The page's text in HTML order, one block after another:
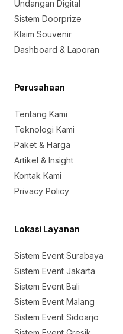
Undangan Digital
Sistem Doorprize
Klaim Souvenir
Dashboard & Laporan
Perusahaan
Tentang Kami
Teknologi Kami
Paket & Harga
Artikel & Insight
Kontak Kami
Privacy Policy
Lokasi Layanan
Sistem Event Surabaya
Sistem Event Jakarta
Sistem Event Bali
Sistem Event Malang
Sistem Event Sidoarjo